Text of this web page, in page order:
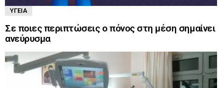
ΥΓΕΊΑ
Σε ποιες περιπτώσεις ο πόνος στη μέση σημαίνει
ανεύρυσμα